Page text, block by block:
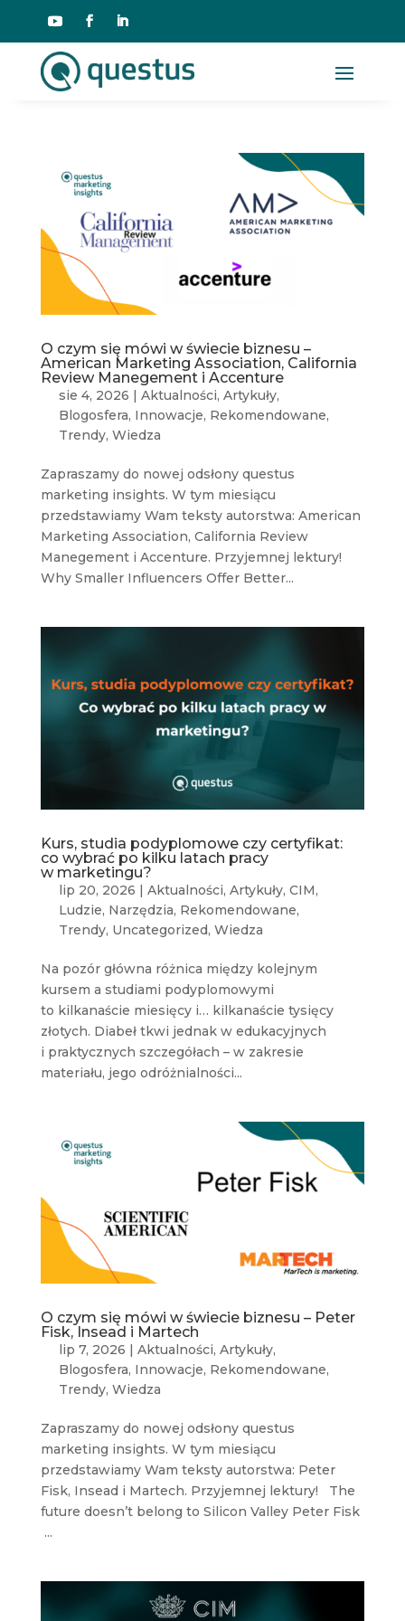
O czym się mówi w świecie biznesu –
American Marketing Association, California
Review Manegement i Accenture
sie 4, 2026 | Aktualności, Artykuły,
Blogosfera, Innowacje, Rekomendowane,
Trendy, Wiedza
Zapraszamy do nowej odsłony questus
marketing insights. W tym miesiącu
przedstawiamy Wam teksty autorstwa: American
Marketing Association, California Review
Manegement i Accenture. Przyjemnej lektury!
Why Smaller Influencers Offer Better...
Kurs, studia podyplomowe czy certyfikat:
co wybrać po kilku latach pracy
w marketingu?
lip 20, 2026 | Aktualności, Artykuły, CIM,
Ludzie, Narzędzia, Rekomendowane,
Trendy, Uncategorized, Wiedza
Na pozór główna różnica między kolejnym
kursem a studiami podyplomowymi
to kilkanaście miesięcy i… kilkanaście tysięcy
złotych. Diabeł tkwi jednak w edukacyjnych
i praktycznych szczegółach – w zakresie
materiału, jego odróżnialności...
O czym się mówi w świecie biznesu – Peter
Fisk, Insead i Martech
lip 7, 2026 | Aktualności, Artykuły,
Blogosfera, Innowacje, Rekomendowane,
Trendy, Wiedza
Zapraszamy do nowej odsłony questus
marketing insights. W tym miesiącu
przedstawiamy Wam teksty autorstwa: Peter
Fisk, Insead i Martech. Przyjemnej lektury! The
future doesn’t belong to Silicon Valley Peter Fisk
...